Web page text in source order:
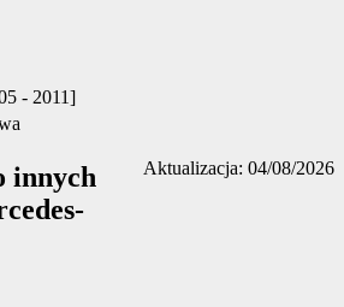
- 2011]
Aktualizacja: 04/08/2026
innych